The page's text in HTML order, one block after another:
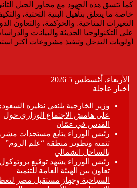
خاصة ما يتعلق بتأهيل البنية التحتية،
التغيرات المناخية، والحوكمة، والتعاون
على التكنولوجيا الحديثة والبيانات
أولويات التدخل وتنفيذ مشروعات أكثر